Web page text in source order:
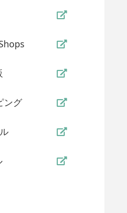
ング